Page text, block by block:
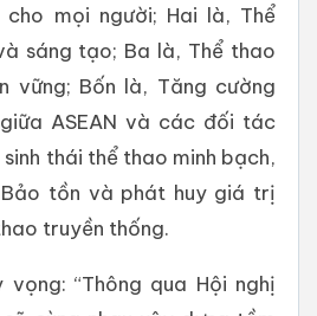
mọi người; Hai là, Thể
sáng tạo; Ba là, Thể thao
vững; Bốn là, Tăng cường
ASEAN và các đối tác
thái thể thao minh bạch,
tồn và phát huy giá trị
truyền thống.
vọng: “Thông qua Hội nghị